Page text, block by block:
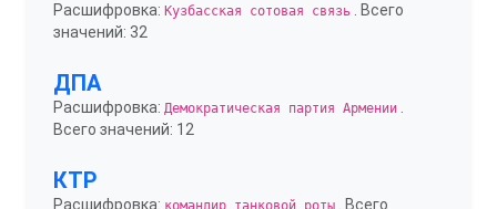
Расшифровка: Кузбасская сотовая связь . Всего
значений: 32
ДПА
Расшифровка: Демократическая партия Армении
Всего значений: 12
КТР
Расшифровка: командир танковой роты . Всего